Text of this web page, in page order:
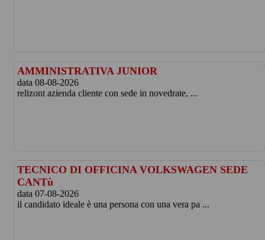
AMMINISTRATIVA JUNIOR
data 08-08-2026
relizont azienda cliente con sede in novedrate, ...
TECNICO DI OFFICINA VOLKSWAGEN SEDE
CANTù
data 07-08-2026
il candidato ideale è una persona con una vera pa ...